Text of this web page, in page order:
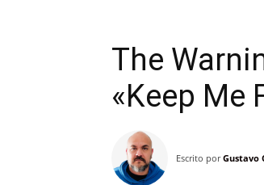
The
«Keep Me
Escrito por Gustavo